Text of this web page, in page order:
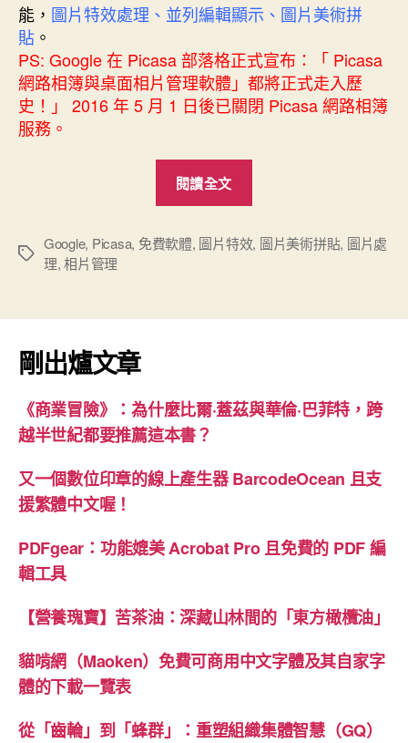
能， 圖片特效處理、並列編輯顯示、圖片美術拼
貼 。
PS: Google 在 Picasa 部落格正式宣布：「 Picasa
網路相簿與桌面相片管理軟體」都將正式走入歷
史！」 2016 年 5 月 1 日後已關閉 Picasa 網路相簿
服務。
閱讀全文
新
處
Picasa
標
Google, Picasa, 免費軟體, 圖片特效, 圖片美術拼貼, 圖片處
理,相片管理
剛出爐文章
《商業冒險》：為什麼比爾·蓋茲與華倫·巴菲特，跨
越半世紀都要推薦這本書？
又一個數位印章的線上產生器 BarcodeOcean 且支
援繁體中文喔！
PDFgear：功能媲美 Acrobat Pro 且免費的 PDF 編
輯工具
【營養瑰寶】苦茶油：深藏山林間的「東方橄欖油」
貓啃網（Maoken）免費可商用中文字體及其自家字
體的下載一覽表
從「齒輪」到「蜂群」：重塑組織集體智慧（GQ）